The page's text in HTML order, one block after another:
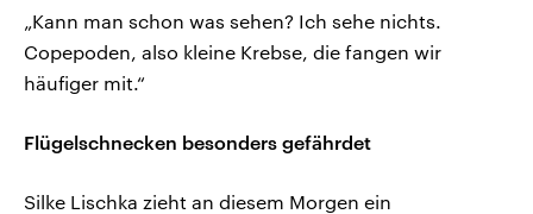
„Kann man schon was sehen? Ich sehe nichts.
Copepoden, also kleine Krebse, die fangen wir
häufiger mit.“
Flügelschnecken besonders gefährdet
Silke Lischka zieht an diesem Morgen ein